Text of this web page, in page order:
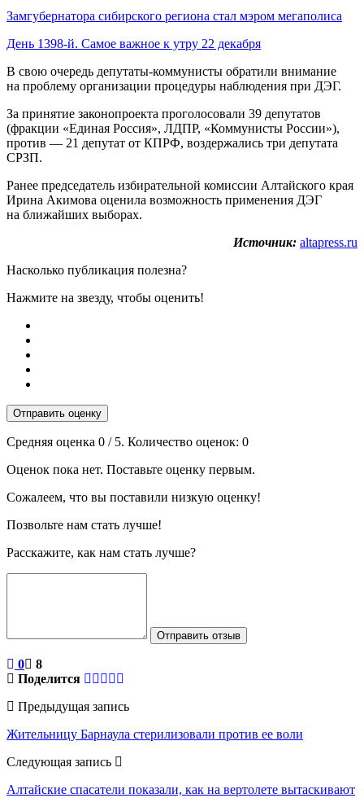
Замгубернатора сибирского региона стал мэром мегаполиса
День 1398-й. Самое важное к утру 22 декабря
В свою очередь депутаты-коммунисты обратили внимание
на проблему организации процедуры наблюдения при ДЭГ.
За принятие законопроекта проголосовали 39 депутатов
(фракции «Единая Россия», ЛДПР, «Коммунисты России»),
против — 21 депутат от КПРФ, воздержались три депутата
СРЗП.
Ранее председатель избирательной комиссии Алтайского края
Ирина Акимова оценила возможность применения ДЭГ
на ближайших выборах.
Источник: altapress.ru
Насколько публикация полезна?
Нажмите на звезду, чтобы оценить!
Отправить оценку
Средняя оценка 0 / 5. Количество оценок: 0
Оценок пока нет. Поставьте оценку первым.
Сожалеем, что вы поставили низкую оценку!
Позвольте нам стать лучше!
Расскажите, как нам стать лучше?
Отправить отзыв
0
8
Поделится
Предыдущая запись
Жительницу Барнаула стерилизовали против ее воли
Следующая запись
Алтайские спасатели показали, как на вертолете вытаскивают